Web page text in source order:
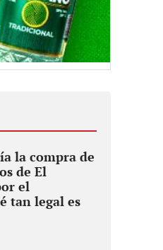
la compra de
de El
el
tan legal es